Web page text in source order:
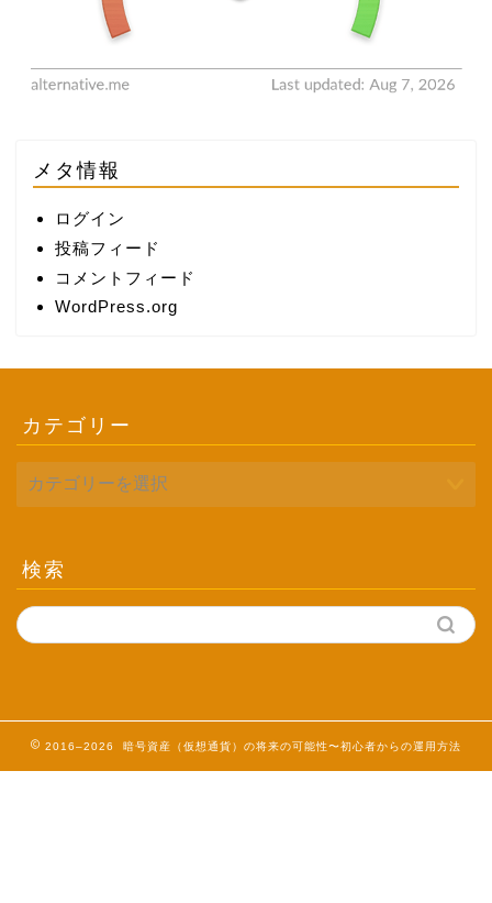
メタ情報
ログイン
投稿フィード
コメントフィード
WordPress.org
カテゴリー
検索
2016–2026 暗号資産（仮想通貨）の将来の可能性〜初心者からの運用方法